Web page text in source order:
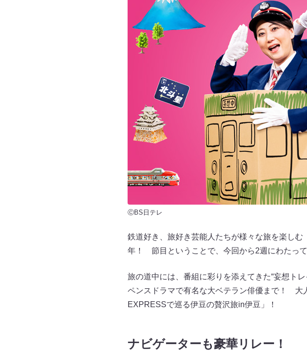
ⒸBS日テレ
鉄道好き、旅好き芸能人たちが様々な旅を楽し
年！ 節目ということで、今回から2週にわたっ
旅の道中には、番組に彩りを添えてきた“妄想ト
ペンスドラマで有名な大ベテラン俳優まで！ 大
EXPRESSで巡る伊豆の贅沢旅in伊豆」！
ナビゲーターも豪華リレー！